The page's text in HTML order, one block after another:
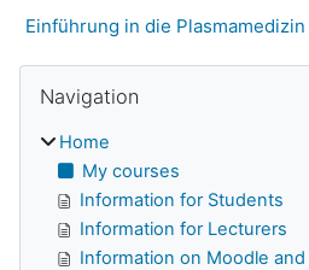
Einführung in die Plasmamedizin
Navigation
Home
My courses
Information for Students
Information for Lecturers
Information on Moodle